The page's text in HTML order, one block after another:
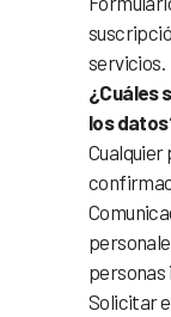
servicios.
¿Cuáles
los
personas
Solicitar